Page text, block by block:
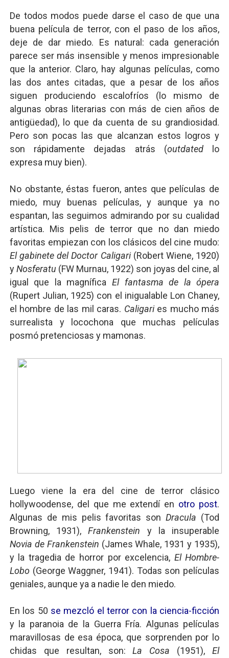
De todos modos puede darse el caso de que una
buena película de terror, con el paso de los años,
deje de dar miedo. Es natural: cada generación
parece ser más insensible y menos impresionable
que la anterior. Claro, hay algunas películas, como
las dos antes citadas, que a pesar de los años
siguen produciendo escalofríos (lo mismo de
algunas obras literarias con más de cien años de
antigüedad), lo que da cuenta de su grandiosidad.
Pero son pocas las que alcanzan estos logros y
son rápidamente dejadas atrás (outdated
lo
expresa muy bien).
No obstante, éstas fueron, antes que películas de
miedo, muy buenas películas, y aunque ya no
espantan, las seguimos admirando por su cualidad
artística. Mis pelis de terror que no dan miedo
favoritas empiezan con los clásicos del cine mudo:
El gabinete del Doctor Caligari (Robert Wiene, 1920)
yNosferatu (FW Murnau, 1922) son joyas del cine, al
igual que la magnífica El fantasma de la ópera
(Rupert Julian, 1925) con el inigualable Lon Chaney,
el hombre de las mil caras. Caligari es mucho más
surrealista y locochona que muchas películas
posmó pretenciosas y mamonas.
Luego viene la era del cine de terror clásico
hollywoodense, del que me extendí en otro post.
Algunas de mis pelis favoritas sonDracula (Tod
Browning, 1931),Frankenstein y la insuperable
Novia de Frankenstein (James Whale, 1931 y 1935),
y la tragedia de horror por excelencia, El Hombre-
Lobo (George Waggner, 1941). Todas son películas
geniales, aunque ya a nadie le den miedo.
En los 50 se mezcló el terror con la ciencia-ficción
y la paranoia de la Guerra Fría. Algunas películas
maravillosas de esa época, que sorprenden por lo
chidas que resultan, son:La Cosa (1951),El